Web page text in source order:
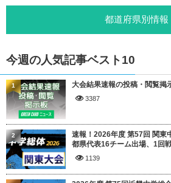
都道府県別情報
今週の人気記事ベスト10
大会結果速報の投稿・閲覧掲
3387
1
速報！2026年度 第57回 関東
都県代表16チーム出場、1回
1139
2